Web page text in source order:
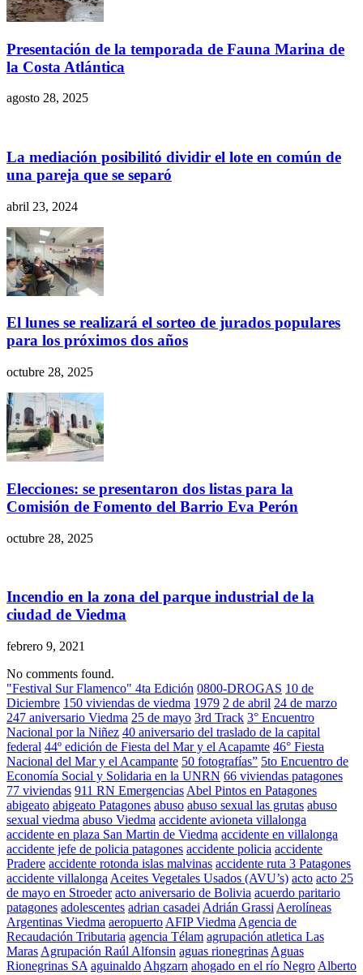
Presentación de la temporada de Fauna Marina de
la Costa Atlántica
agosto 28, 2025
La mediación posibilitó dividir el lote en común de
una pareja que se separó
abril 23, 2024
El lunes se realizará el sorteo de jurados populares
para los próximos dos años
octubre 28, 2025
Elecciones: se presentaron dos listas para la
Comisión de Fomento del Barrio Eva Perón
octubre 28, 2025
Incendio en la zona del parque industrial de la
ciudad de Viedma
febrero 9, 2021
No comments found.
"Festival Sur Flamenco" 4ta Edición 0800-DROGAS 10 de
Diciembre 150 viviendas de viedma 1979 2 de abril 24 de marzo
247 aniversario Viedma 25 de mayo 3rd Track 3° Encuentro
Nacional por la Niñez 40 aniversario del traslado de la capital
federal 44º edición de Fiesta del Mar y el Acapamte 46° Fiesta
Nacional del Mar y el Acampante 50 fotografías” 5to Encuentro de
Economía Social y Solidaria en la UNRN 66 viviendas patagones
77 viviendas 911 RN Emergencias Abel Pintos en Patagones
abigeato abigeato Patagones abuso abuso sexual las grutas abuso
sexual viedma abuso Viedma accidente avioneta villalonga
accidente en plaza San Martin de Viedma accidente en villalonga
accidente jefe de policia patagones accidente policia accidente
Pradere accidente rotonda islas malvinas accidente ruta 3 Patagones
accidente villalonga Aceites Vegetales Usados (AVU’s) acto acto 25
de mayo en Stroeder acto aniversario de Bolivia acuerdo paritario
patagones adolescentes adrian casadei Adrián Grassi Aerolíneas
Argentinas Viedma aeropuerto AFIP Viedma Agencia de
Recaudación Tributaria agencia Télam agrupación atletica Las
Maras Agrupación Raúl Alfonsin aguas rionegrinas Aguas
Rionegrinas SA aguinaldo Ahgzarn ahogado en el río Negro Alberto